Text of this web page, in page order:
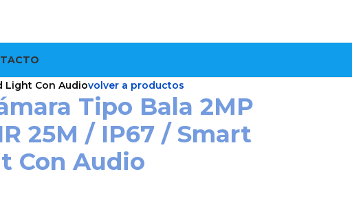
Light Con Audiovolver a productos
Tipo Bala 2MP
25M / IP67 / Smart
Con Audio